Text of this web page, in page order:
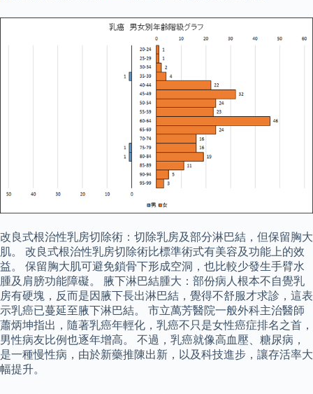
改良式根治性乳房切除術：切除乳房及部分淋巴結，但保留胸大
肌。 改良式根治性乳房切除術比標準術式有美容及功能上的效
益。 保留胸大肌可避免鎖骨下形成空洞，也比較少發生手臂水
腫及肩膀功能障礙。 腋下淋巴結腫大：部份病人根本不自覺乳
房有硬塊，反而是因腋下長出淋巴結，覺得不舒服才求診，這表
示乳癌已蔓延至腋下淋巴結。 市立萬芳醫院一般外科主治醫師
蕭炳坤指出，隨著乳癌年輕化，乳癌不只是女性癌症排名之首，
男性病友比例也逐年增高。 不過，乳癌就像高血壓、糖尿病，
是一種慢性病，由於新藥推陳出新，以及科技進步，讓存活率大
幅提升。